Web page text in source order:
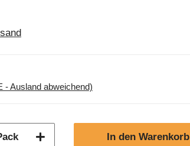
- Ausland abweichend)
In den Warenkorb